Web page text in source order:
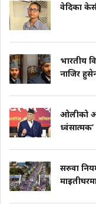
वेदिका
भारतीय
नाजिर
ओलीको
ध्वंसात्मक’
सरुवा